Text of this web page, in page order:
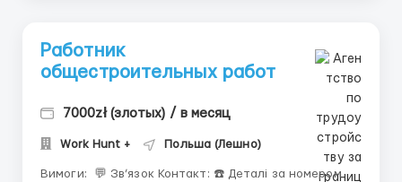
Работник
общестроительных работ
7000zł (злотых) / в месяц
Work Hunt + Польша (Лешно)
Вимоги: ​​​​​ 💬 Зв’язок Контакт: ☎️ Деталі за номером